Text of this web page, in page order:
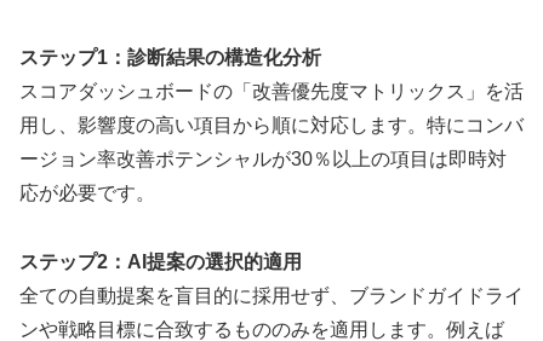
ステップ1：診断結果の構造化分析
スコアダッシュボードの「改善優先度マトリックス」を活
用し、影響度の高い項目から順に対応します。特にコンバ
ージョン率改善ポテンシャルが30％以上の項目は即時対
応が必要です。
ステップ2：AI提案の選択的適用
全ての自動提案を盲目的に採用せず、ブランドガイドライ
ンや戦略目標に合致するもののみを適用します。例えば